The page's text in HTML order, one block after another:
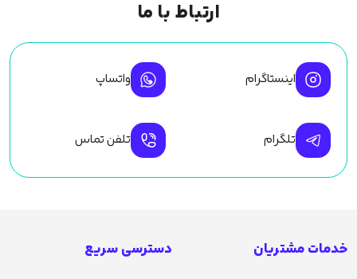
ارتباط با ما
اینستاگرام واتساپ
تلگرام تلفن تماس
خدمات مشتریان دسترسی سریع